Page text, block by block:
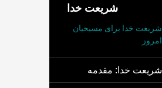
شریعت خدا
شریعت خدا برای مسیحیان
امروز
شریعت خدا: مقدمه